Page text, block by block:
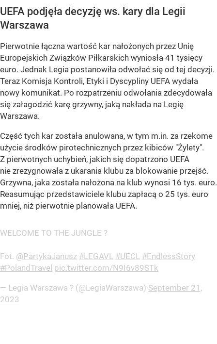
UEFA podjęła decyzję ws. kary dla Legii
Warszawa
Pierwotnie łączna wartość kar nałożonych przez Unię
Europejskich Związków Piłkarskich wyniosła 41 tysięcy
euro. Jednak Legia postanowiła odwołać się od tej decyzji.
Teraz Komisja Kontroli, Etyki i Dyscypliny UEFA wydała
nowy komunikat. Po rozpatrzeniu odwołania zdecydowała
się załagodzić karę grzywny, jaką nakłada na Legię
Warszawa.
Część tych kar została anulowana, w tym m.in. za rzekome
użycie środków pirotechnicznych przez kibiców "Żylety".
Z pierwotnych uchybień, jakich się dopatrzono UEFA
nie zrezygnowała z ukarania klubu za blokowanie przejść.
Grzywna, jaka została nałożona na klub wynosi 16 tys. euro.
Reasumując przedstawiciele klubu zapłacą o 25 tys. euro
mniej, niż pierwotnie planowała UEFA.
WELCOME TO THE JUNGLE ?
Fot. @PartykaJanusz #LEGAVL #UECL #EndlessStory
#PolandTravel pic.twitter.com/N9I6v89STk
— Legia Warszawa ? (@LegiaWarszawa) September 21,
2023